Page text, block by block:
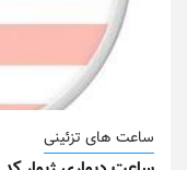
ساعت های تزئینی